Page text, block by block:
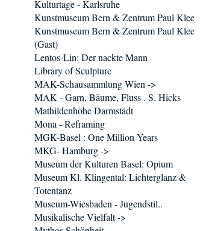
Kulturtage - Karlsruhe
Kunstmuseum Bern & Zentrum Paul Klee
Kunstmuseum Bern & Zentrum Paul Klee
(Gast)
Lentos-Lin: Der nackte Mann
Library of Sculpture
MAK-Schausammlung Wien ->
MAK - Garn, Bäume, Fluss . S. Hicks
Mathildenhöhe Darmstadt
Mona - Reframing
MGK-Basel : One Million Years
MKG- Hamburg ->
Museum der Kulturen Basel: Opium
Museum Kl. Klingental: Lichterglanz &
Totentanz
Museum-Wiesbaden - Jugendstil..
Musikalische Vielfalt ->